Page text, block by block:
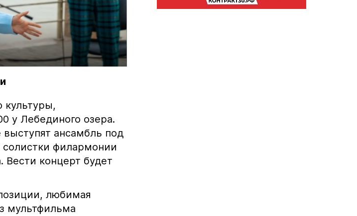
культуры,
у Лебединого озера.
ансамбль под
филармонии
Вести концерт будет
любимая
мультфильма